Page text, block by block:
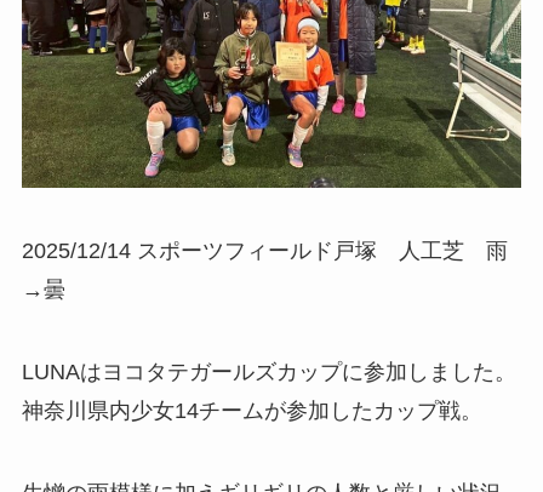
2025/12/14 スポーツフィールド戸塚 人工芝 雨
→曇
LUNAはヨコタテガールズカップに参加しました。
神奈川県内少女14チームが参加したカップ戦。